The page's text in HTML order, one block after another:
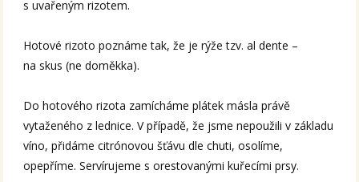
s uvařeným rizotem.
Hotové rizoto poznáme tak, že je rýže tzv. al dente –
na skus (ne doměkka).
Do hotového rizota zamícháme plátek másla právě
vytaženého z lednice. V případě, že jsme nepoužili v základu
víno, přidáme citrónovou šťávu dle chuti, osolíme,
opepříme. Servírujeme s orestovanými kuřecími prsy.